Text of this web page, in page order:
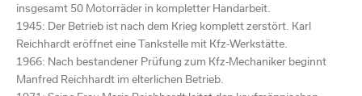
insgesamt 50 Motorräder in kompletter Handarbeit.
1945: Der Betrieb ist nach dem Krieg komplett zerstört. Karl
Reichhardt eröffnet eine Tankstelle mit Kfz-Werkstätte.
1966: Nach bestandener Prüfung zum Kfz-Mechaniker beginnt
Manfred Reichhardt im elterlichen Betrieb.